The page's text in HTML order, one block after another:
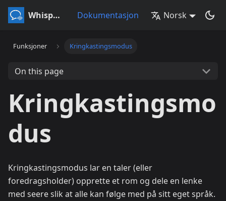
Whisperr Dokumentasjon Norsk
Funksjoner Kringkastingsmodus
On this page
Kringkastingsmo
dus
Kringkastingsmodus lar en taler (eller
foredragsholder) opprette et rom og dele en lenke
med seere slik at alle kan følge med på sitt eget språk.